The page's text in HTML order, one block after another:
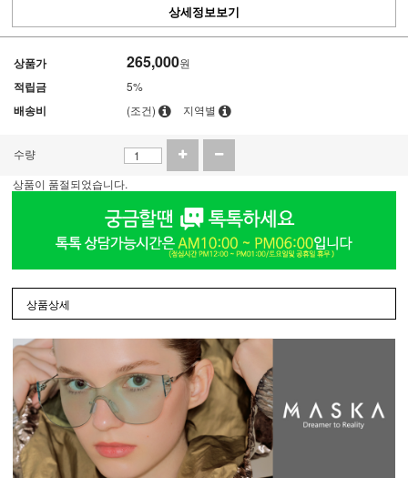
상세정보보기
상품가 265,000원
적립금 5%
배송비 (조건) 지역별
수량
상품이 품절되었습니다.
상품상세